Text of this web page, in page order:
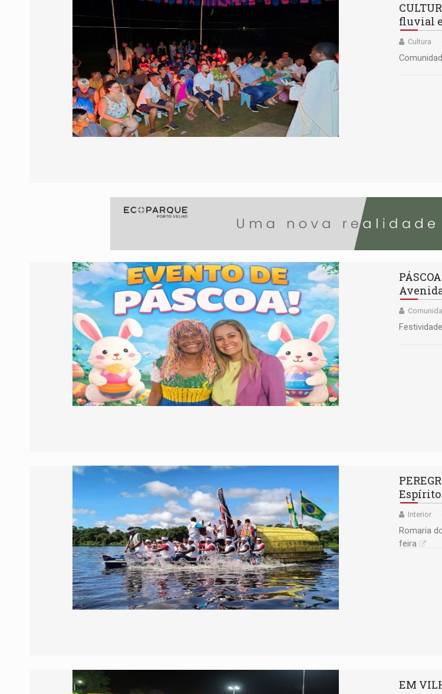
fluvial
Cultura
Espírito
Interior
Romaria
feira
EM